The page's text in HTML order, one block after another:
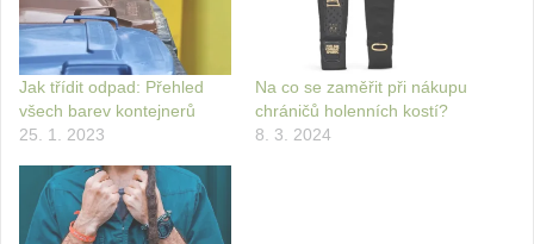
Jak třídit odpad: Přehled
všech barev kontejnerů
25. 1. 2023
Na co se zaměřit při nákupu
chráničů holenních kostí?
8. 3. 2024